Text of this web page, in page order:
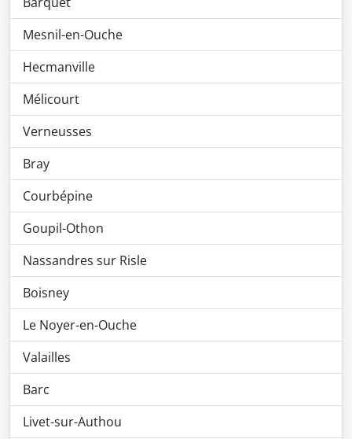
Mesnil-en-Ouche
Hecmanville
Mélicourt
Verneusses
Bray
Courbépine
Goupil-Othon
Nassandres sur Risle
Boisney
Le Noyer-en-Ouche
Valailles
Barc
Livet-sur-Authou